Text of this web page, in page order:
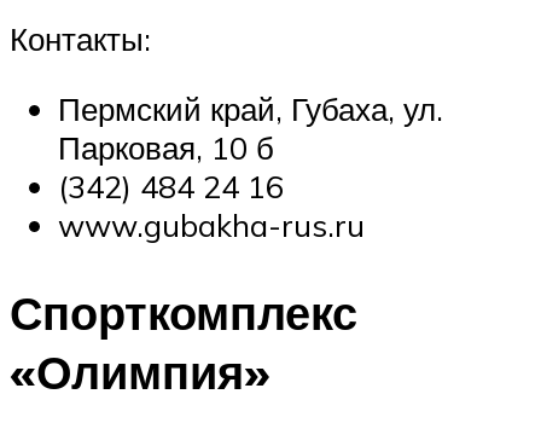
Контакты:
Пермский край, Губаха, ул.
Парковая, 10 б
(342) 484 24 16
www.gubakha-rus.ru
Спорткомплекс
«Олимпия»